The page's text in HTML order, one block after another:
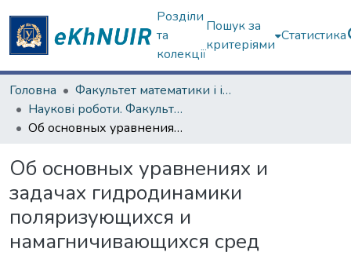
Розділи
та
колекції
Пошук за
критеріями
Статистика
Головна
Факультет математики і інформатики
Наукові роботи. Факультет математики і інформатики
Об основных уравнениях и задачах гидродинамики поляризующихся и намагничивающихся сред
Об основных уравнениях и
задачах гидродинамики
поляризующихся и
намагничивающихся сред